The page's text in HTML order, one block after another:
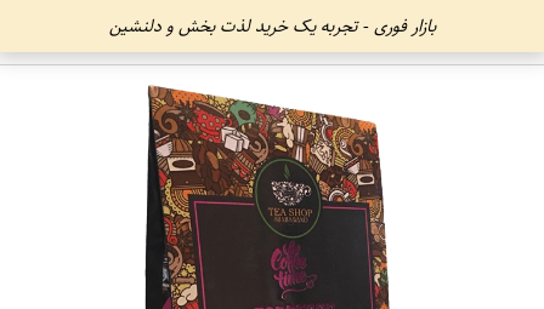
بازار فوری - تجربه یک خرید لذت بخش و دلنشین